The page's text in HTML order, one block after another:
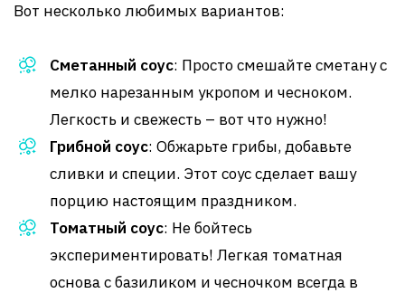
Вот несколько любимых вариантов:
Сметанный соус: Просто смешайте сметану с
мелко нарезанным укропом и чесноком.
Легкость и свежесть – вот что нужно!
Грибной соус: Обжарьте грибы, добавьте
сливки и специи. Этот соус сделает вашу
порцию настоящим праздником.
Томатный соус: Не бойтесь
экспериментировать! Легкая томатная
основа с базиликом и чесночком всегда в